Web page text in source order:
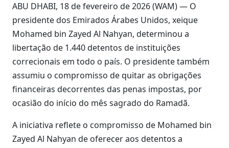
ABU DHABI, 18 de fevereiro de 2026 (WAM) — O
presidente dos Emirados Árabes Unidos, xeique
Mohamed bin Zayed Al Nahyan, determinou a
libertação de 1.440 detentos de instituições
correcionais em todo o país. O presidente também
assumiu o compromisso de quitar as obrigações
financeiras decorrentes das penas impostas, por
ocasião do início do mês sagrado do Ramadã.
A iniciativa reflete o compromisso de Mohamed bin
Zayed Al Nahyan de oferecer aos detentos a